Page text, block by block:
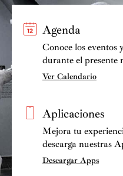
Agenda
Conoce los eventos
durante el presente
Ver Calendario
Aplicaciones
Mejora tu
descarga nuestras
Descargar Apps